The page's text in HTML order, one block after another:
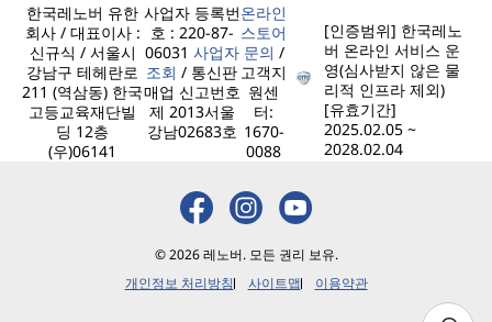
한국레노버 유한
회사 / 대표이사 :
신규식 / 서울시
강남구 테헤란로
211 (역삼동) 한국
고등교육재단빌
딩 12층
(우)06141
사업자 등록번
호 : 220-87-
06031 사업자
조회 / 통신판
매업 신고번호
제 2013서울
강남02683호
온라인
스토어
문의 /
고객지
원센
터:
1670-
0088
[인증범위] 한국레노
버 온라인 서비스 운
영(심사받지 않은 물
리적 인프라 제외)
[유효기간]
2025.02.05 ~
2028.02.04
© 2026 레노버. 모든 권리 보유.
개인정보 처리방침
사이트맵 이용약관